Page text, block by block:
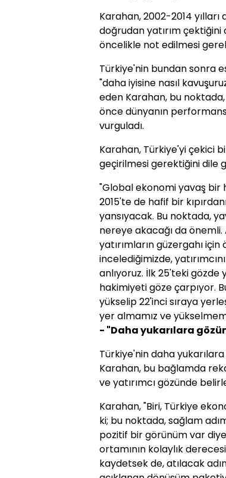
Karahan, 2002-2014
doğrudan yatırım
öncelikle not edilmesi
Türkiye'nin bundan sonra
"daha iyisine nasıl
eden Karahan, bu
önce dünyanın
vurguladı.
Karahan, Türkiye'yi çekici
geçirilmesi gerektiğini dile
"Global ekonomi yavaş bir
2015'te de hafif bir
yansıyacak. Bu noktada,
nereye akacağı da
yatırımların güzergahı
incelediğimizde,
anlıyoruz. İlk 25'teki gözde
hakimiyeti göze çarpıyor.
yükselip 22'inci sıraya
yer almamız ve
- "Daha yukarılara
Türkiye'nin daha
Karahan, bu bağlamda
ve yatırımcı gözünde
Karahan, "Biri, Türkiye
ki; bu noktada, sağlam
pozitif bir görünüm var
ortamının kolaylık
kaydetsek de, atılacak